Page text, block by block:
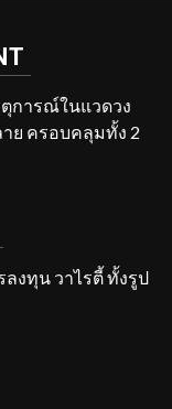
การณ์ในแวดวง
ย ครอบคลุมทั้ง 2
งทุน วาไรตี้ ทั้งรูป